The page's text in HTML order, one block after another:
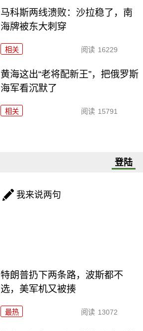
马科斯两线溃败：沙拉稳了，南
海牌被东大刺穿
相关 阅读 16229
黄海这出“老将配新王”，把俄罗斯
海军看沉默了
相关 阅读 15791
登陆
我来说两句
特朗普扔下两条路，波斯都不
选，美军机又被揍
最热 阅读 13072